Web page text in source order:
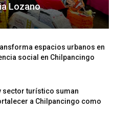
Lozano
espacios urbanos en
social en Chilpancingo
sector turístico suman
a Chilpancingo como